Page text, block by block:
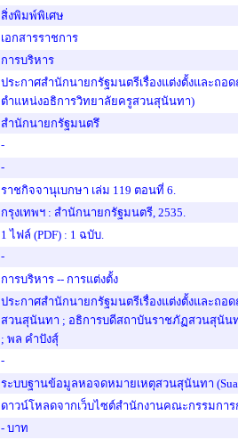
สิ่งพิมพ์พิเศษ
เอกสารราชการ
การบริหาร
ประกาศสำนักนายกรัฐมนตรีเรื่องแต่งตั้งและถอ
ตำแหน่งอธิการวิทยาลัยครูสวนสุนันทา)
สำนักนายกรัฐมนตรึ
-
-
ราชกิจจานุเบกษา เล่ม 119 ตอนที่ 6.
กรุงเทพฯ : สำนักนายกรัฐมนตรี, 2535.
1 ไฟล์ (PDF) : 1 ฉบับ.
-
การบริหาร -- การแต่งตั้ง
ประกาศสำนักนายกรัฐมนตรีเรื่องแต่งตั้งและถ
สวนสุนันทา ; อธิการบดีสถาบันราชภัฏสวนสุนั
; พล คำปังส์ุ
-
ระบบฐานข้อมูลหอจดหมายเหตุสวนสุนันทา (Suan
ดาวน์โหลดจากเว็บไซต์สำนักงานคณะกรรมกา
- บาท